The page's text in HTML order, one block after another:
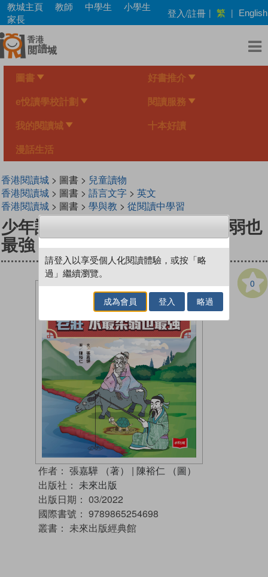
Skip
main
content
教城主頁 教師 中學生
小學生
家長
登入/註冊 | 繁 | English
圖書 好書推介
e悅讀學校計劃 閱讀服務
我的閱讀城 十本好讀
漫話生活
香港閱讀城> 圖書 > 兒童讀物
香港閱讀城> 圖書 > 語言文字> 英文
香港閱讀城> 圖書 > 學與教 > 從閱讀中學習
少年讀諸子百家4老莊：水最柔弱也
最強
0
作者： 張嘉驊 （著） | 陳裕仁 （圖）
出版社： 未來出版
出版日期： 03/2022
國際書號： 9789865254698
叢書： 未來出版經典館
請登入以享受個人化閱讀體驗，或按「略
過」繼續瀏覽。
成為會員 登入 略過